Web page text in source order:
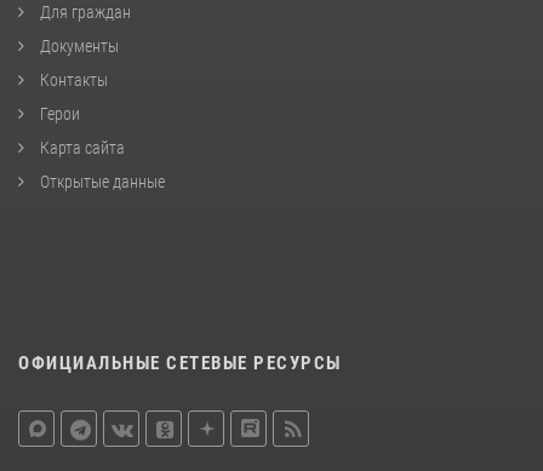
Для граждан
Документы
Контакты
Герои
Карта сайта
Открытые данные
ОФИЦИАЛЬНЫЕ СЕТЕВЫЕ РЕСУРСЫ